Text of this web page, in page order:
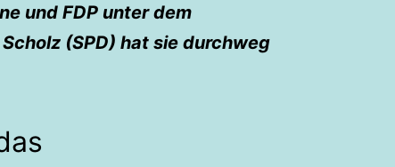
und FDP unter dem
(SPD) hat sie durchweg